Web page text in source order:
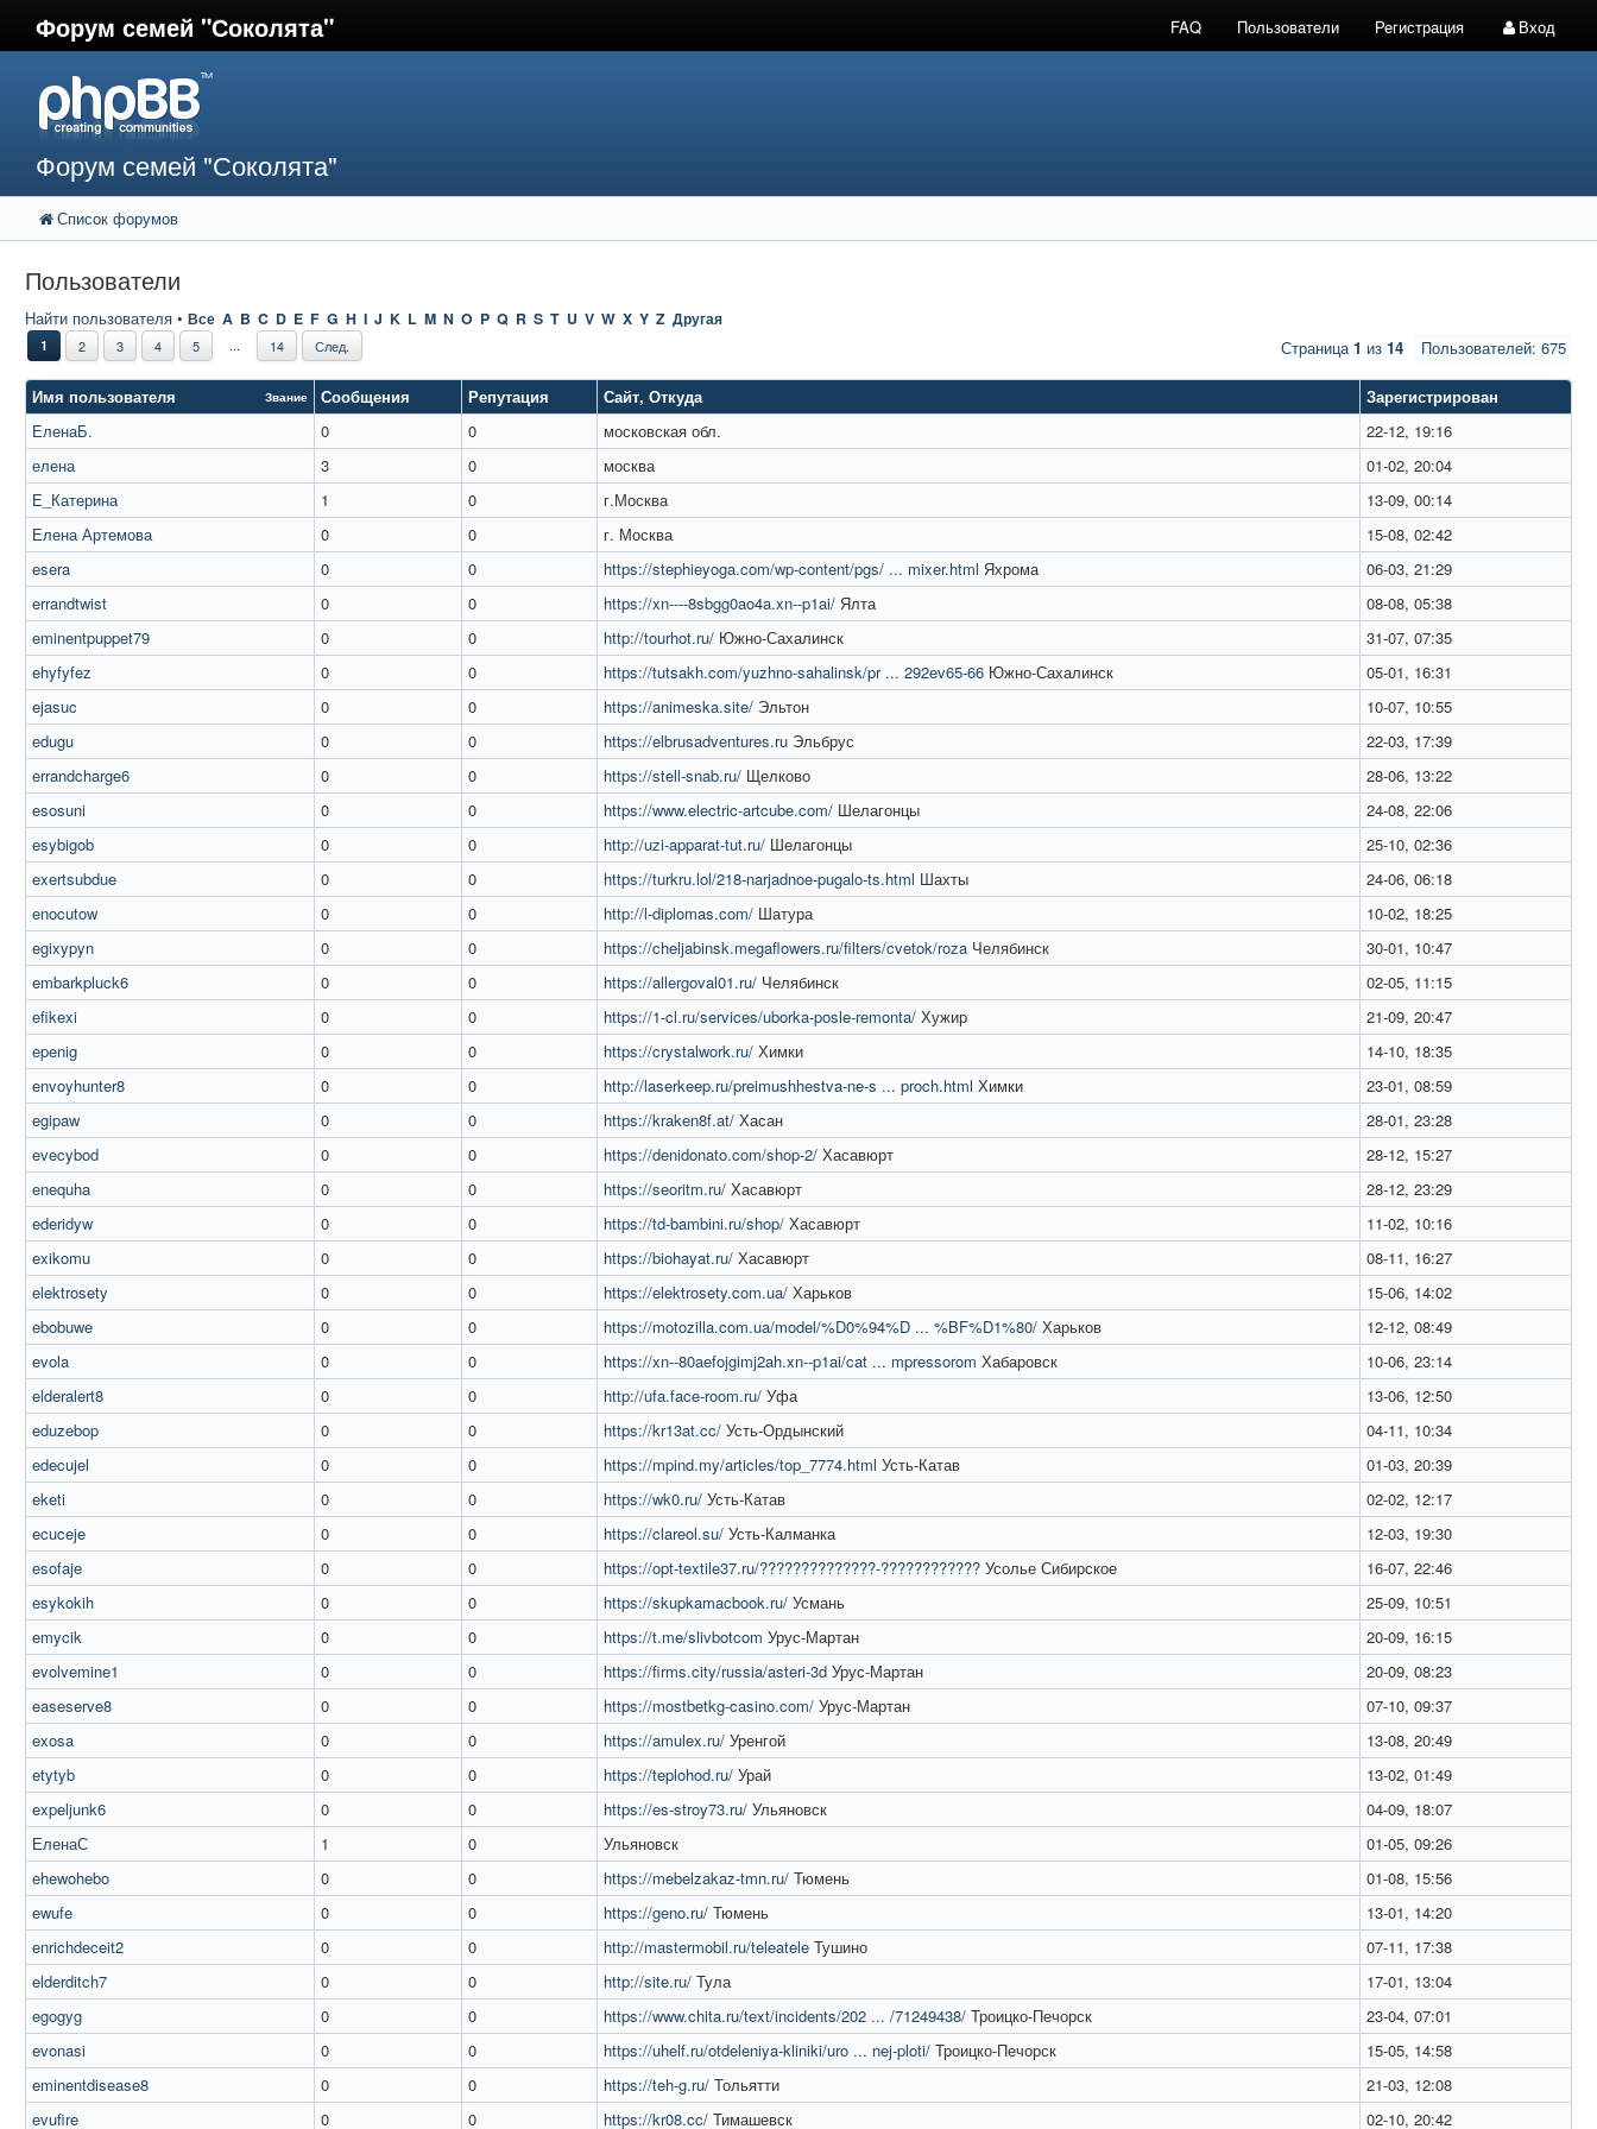
Форум семей "Соколята" FAQ Пользователи Регистрация Вход
Форум семей "Соколята"
Список форумов
Пользователи
Найти пользователя • Все A B C D E F G H I J K L M N O P Q R S T U V W X Y Z Другая
Пользователей: 675
1 2 3 4 5 ... 14 След. Страница1 из 14
Имя пользователя Звание Сообщения Репутация Сайт, Откуда
Зарегистрирован
ЕленаБ.
0 0 московская обл.
22-12, 19:16
елена
3 0 москва
01-02, 20:04
Е_Катерина
1 0 г.Москва
13-09, 00:14
Елена Артемова
0 0 г. Москва
15-08, 02:42
esera
0 0 https://stephieyoga.com/wp-content/pgs/ ... mixer.html Яхрома
06-03, 21:29
errandtwist
0 0 https://xn----8sbgg0ao4a.xn--p1ai/ Ялта
08-08, 05:38
eminentpuppet79
0 0 http://tourhot.ru/ Южно-Сахалинск
31-07, 07:35
ehyfyfez
0 0 https://tutsakh.com/yuzhno-sahalinsk/pr ... 292ev65-66 Южно-Сахалинск
05-01, 16:31
ejasuc
0 0 https://animeska.site/ Эльтон
10-07, 10:55
edugu
0 0 https://elbrusadventures.ru Эльбрус
22-03, 17:39
errandcharge6
0 0 https://stell-snab.ru/ Щелково
28-06, 13:22
esosuni
0 0 https://www.electric-artcube.com/ Шелагонцы
24-08, 22:06
esybigob
0 0 http://uzi-apparat-tut.ru/ Шелагонцы
25-10, 02:36
exertsubdue
0 0 https://turkru.lol/218-narjadnoe-pugalo-ts.html Шахты
24-06, 06:18
enocutow
0 0 http://l-diplomas.com/ Шатура
10-02, 18:25
egixypyn
0 0 https://cheljabinsk.megaflowers.ru/filters/cvetok/roza Челябинск
30-01, 10:47
embarkpluck6
0 0 https://allergoval01.ru/ Челябинск
02-05, 11:15
efikexi
0 0 https://1-cl.ru/services/uborka-posle-remonta/ Хужир
21-09, 20:47
epenig
0 0 https://crystalwork.ru/ Химки
14-10, 18:35
envoyhunter8
0 0 http://laserkeep.ru/preimushhestva-ne-s ... proch.html Химки
23-01, 08:59
egipaw
0 0 https://kraken8f.at/ Хасан
28-01, 23:28
evecybod
0 0 https://denidonato.com/shop-2/ Хасавюрт
28-12, 15:27
enequha
0 0 https://seoritm.ru/ Хасавюрт
28-12, 23:29
ederidyw
0 0 https://td-bambini.ru/shop/ Хасавюрт
11-02, 10:16
exikomu
0 0 https://biohayat.ru/ Хасавюрт
08-11, 16:27
elektrosety
0 0 https://elektrosety.com.ua/ Харьков
15-06, 14:02
ebobuwe
0 0 https://motozilla.com.ua/model/%D0%94%D ... %BF%D1%80/ Харьков
12-12, 08:49
evola
0 0 https://xn--80aefojgimj2ah.xn--p1ai/cat ... mpressorom Хабаровск
10-06, 23:14
elderalert8
0 0 http://ufa.face-room.ru/ Уфа
13-06, 12:50
eduzebop
0 0 https://kr13at.cc/ Усть-Ордынский
04-11, 10:34
edecujel
0 0 https://mpind.my/articles/top_7774.html Усть-Катав
01-03, 20:39
eketi
0 0 https://wk0.ru/ Усть-Катав
02-02, 12:17
ecuceje
0 0 https://clareol.su/ Усть-Калманка
12-03, 19:30
esofaje
0 0 https://opt-textile37.ru/??????????????-???????????? Усолье Сибирское
16-07, 22:46
esykokih
0 0 https://skupkamacbook.ru/ Усмань
25-09, 10:51
emycik
0 0 https://t.me/slivbotcom Урус-Мартан
20-09, 16:15
evolvemine1
0 0 https://firms.city/russia/asteri-3d Урус-Мартан
20-09, 08:23
easeserve8
0 0 https://mostbetkg-casino.com/ Урус-Мартан
07-10, 09:37
exosa
0 0 https://amulex.ru/ Уренгой
13-08, 20:49
etytyb
0 0 https://teplohod.ru/ Урай
13-02, 01:49
expeljunk6
0 0 https://es-stroy73.ru/ Ульяновск
04-09, 18:07
ЕленаС
1 0 Ульяновск
01-05, 09:26
ehewohebo
0 0 https://mebelzakaz-tmn.ru/ Тюмень
01-08, 15:56
ewufe
0 0 https://geno.ru/ Тюмень
13-01, 14:20
enrichdeceit2
0 0 http://mastermobil.ru/teleatele Тушино
07-11, 17:38
elderditch7
0 0 http://site.ru/ Тула
17-01, 13:04
egogyg
0 0 https://www.chita.ru/text/incidents/202 ... /71249438/ Троицко-Печорск
23-04, 07:01
evonasi
0 0 https://uhelf.ru/otdeleniya-kliniki/uro ... nej-ploti/ Троицко-Печорск
15-05, 14:58
eminentdisease8
0 0 https://teh-g.ru/ Тольятти
21-03, 12:08
evufire
0 0 https://kr08.cc/ Тимашевск 02-10, 20:42